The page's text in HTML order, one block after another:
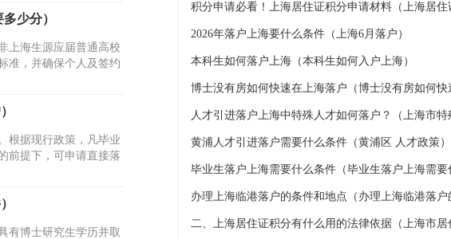
少分）
上海生源应届普通高校
准，并确保个人及签约
根据现行政策，凡毕业
前提下，可申请直接落
有博士研究生学历并取
2026年落户上海要什么条件（上海6月落户）
本科生如何落户上海（本科生如何入户上海）
黄浦人才引进落户需要什么条件（黄浦区 人才政策）